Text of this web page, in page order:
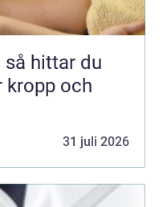
kropp och
31 juli 2026